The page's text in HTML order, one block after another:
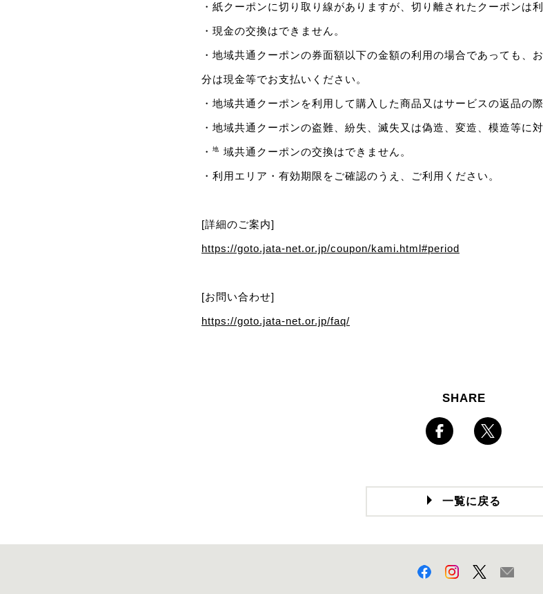
・紙クーポンに切り取り線がありますが、切り離されたクーポンは
・現金の交換はできません。
・地域共通クーポンの券面額以下の金額の利用の場合であっても、
分は現金等でお支払いください。
・地域共通クーポンを利用して購入した商品又はサービスの返品の
・地域共通クーポンの盗難、紛失、滅失又は偽造、変造、模造等に
・㆞域共通クーポンの交換はできません。
・利用エリア・有効期限をご確認のうえ、ご利用ください。
[詳細のご案内]
https://goto.jata-net.or.jp/coupon/kami.html#period
[お問い合わせ]
https://goto.jata-net.or.jp/faq/
SHARE
一覧に戻る